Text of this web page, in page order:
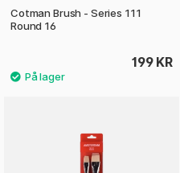
Cotman Brush - Series 111
Round 16
199 KR